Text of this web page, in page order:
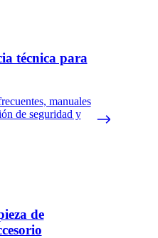
técnica para
manuales
de seguridad y
de